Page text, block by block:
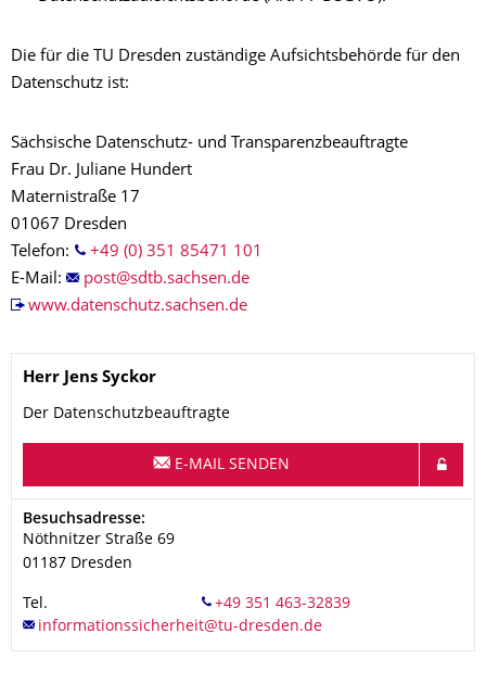
Die für die TU Dresden zuständige Aufsichtsbehörde für den
Datenschutz ist:
Sächsische Datenschutz- und Transparenzbeauftragte
Frau Dr. Juliane Hundert
Maternistraße 17
01067 Dresden
Telefon:
+49 (0) 351 85471 101
E-Mail:
www.datenschutz.sachsen.de
Name
Herr Jens Syckor
Der Datenschutzbeauftragte
E-MAIL SENDEN
Adresse
Besuchsadresse:
Nöthnitzer Straße 69
01187 Dresden
Tel.